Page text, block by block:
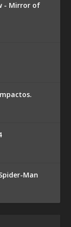
- Mirror of
Man